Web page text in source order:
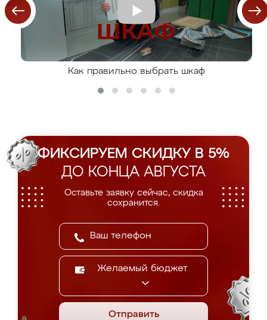
Как правильно выбрать шкаф
ФИКСИРУЕМ СКИДКУ В 5%
ДО КОНЦА АВГУСТА
Оставьте заявку сейчас, скидка
сохранится.
Желаемый бюджет
Отправить